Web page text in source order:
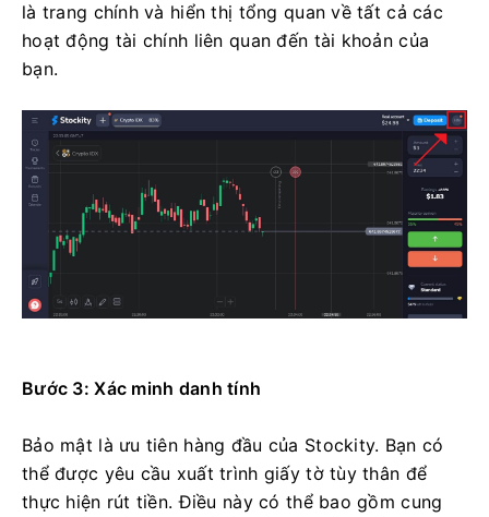
là trang chính và hiển thị tổng quan về tất cả các
hoạt động tài chính liên quan đến tài khoản của
bạn.
Bước 3: Xác minh danh tính
Bảo mật là ưu tiên hàng đầu của Stockity. Bạn có
thể được yêu cầu xuất trình giấy tờ tùy thân để
thực hiện rút tiền. Điều này có thể bao gồm cung